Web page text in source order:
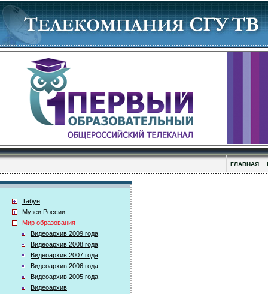
ГЛАВНАЯ
Табун
Музеи России
Мир образования
Видеоархив 2009 года
Видеоархив 2008 года
Видеоархив 2007 года
Видеоархив 2006 года
Видеоархив 2005 года
Видеоархив